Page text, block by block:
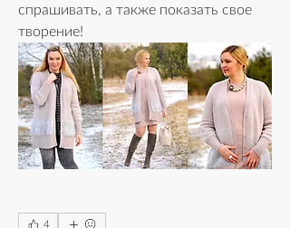
спрашивать, а также показать свое
творение!
4